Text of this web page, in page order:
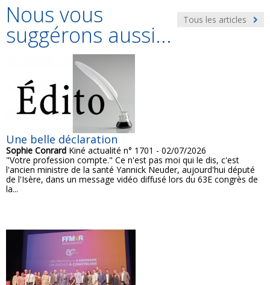
Tous les articles
Nous vous
suggérons aussi...
Une belle déclaration
Sophie Conrard Kiné actualité n° 1701 - 02/07/2026
"Votre profession compte." Ce n'est pas moi qui le dis, c'est
l'ancien ministre de la santé Yannick Neuder, aujourd'hui député
de l'Isère, dans un message vidéo diffusé lors du 63E congrès de
la...